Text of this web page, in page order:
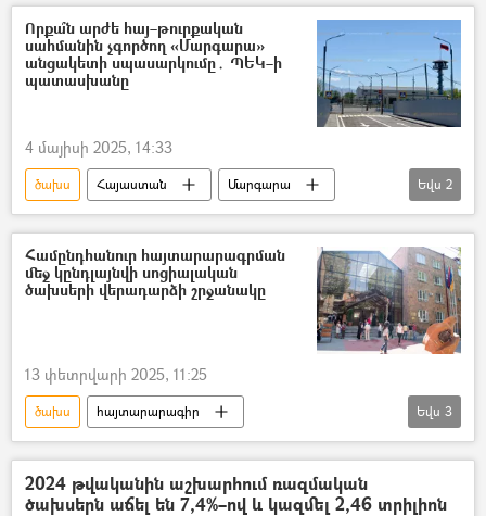
հարկեր
Որքա՞ն արժե հայ–թուրքական
սահմանին չգործող «Մարգարա»
անցակետի սպասարկումը․ ՊԵԿ–ի
պատասխանը
4 մայիսի 2025, 14:33
ծախս Հայաստան
Մարգարա
անցակետ
Պետական եկամուտների կոմիտե (ՊԵԿ)
Եվս 2
Համընդհանուր հայտարարագրման
մեջ կընդլայնվի սոցիալական
ծախսերի վերադարձի շրջանակը
13 փետրվարի 2025, 11:25
ծախս
հայտարարագիր
Սոցիալական օգնություն
վարձ
երաժշտական դպրոց
Եվս 3
2024 թվականին աշխարհում ռազմական
ծախսերն աճել են 7,4%–ով և կազմել 2,46 տրիլիոն